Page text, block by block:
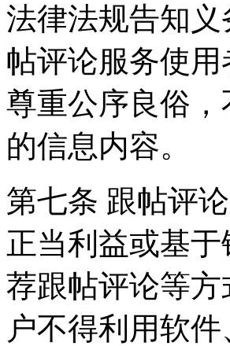
法律法规告知
帖评论服务使
尊重公序良俗
的信息内容。
第七条 跟帖评
正当利益或基
荐跟帖评论等
户不得利用软